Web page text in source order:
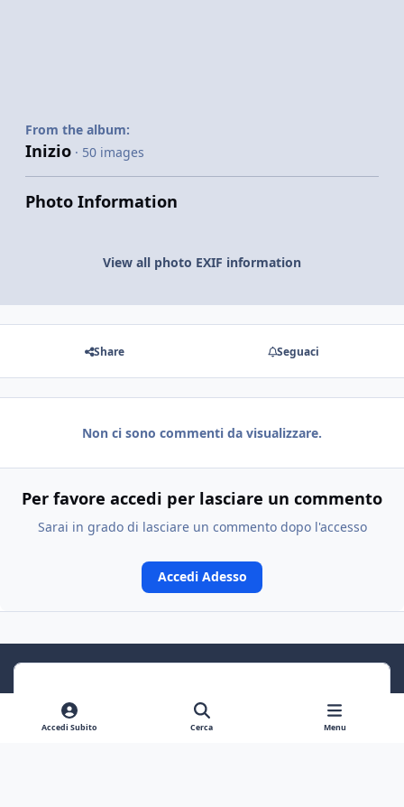
From the album:
Inizio · 50 images
Photo Information
View all photo EXIF information
Share Seguaci
Non ci sono commenti da visualizzare.
Per favore accedi per lasciare un commento
Sarai in grado di lasciare un commento dopo l'accesso
Accedi Adesso
Accedi Subito Cerca Menu